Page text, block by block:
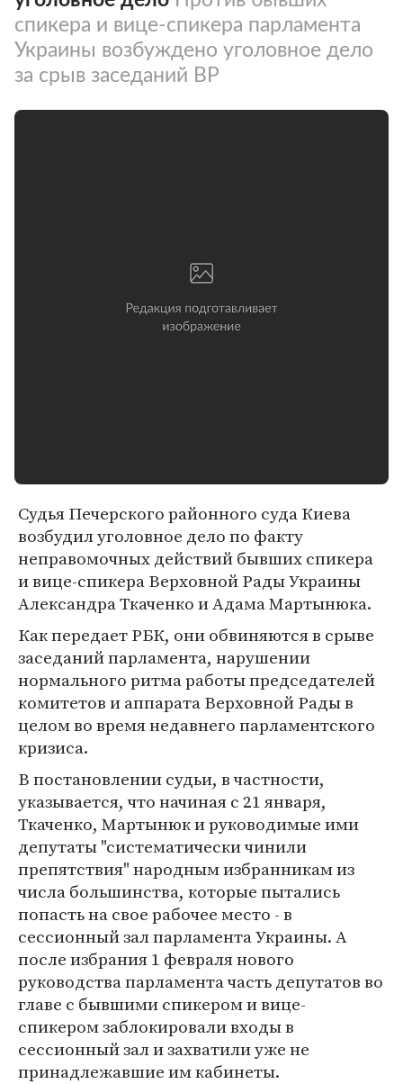
спикера и вице-спикера парламента
Украины возбуждено уголовное дело
за срыв заседаний ВР
Судья Печерского районного суда Киева
возбудил уголовное дело по факту
неправомочных действий бывших спикера
и вице-спикера Верховной Рады Украины
Александра Ткаченко и Адама Мартынюка.
Как передает РБК, они обвиняются в срыве
заседаний парламента, нарушении
нормального ритма работы председателей
комитетов и аппарата Верховной Рады в
целом во время недавнего парламентского
кризиса.
В постановлении судьи, в частности,
указывается, что начиная с 21 января,
Ткаченко, Мартынюк и руководимые ими
депутаты "систематически чинили
препятствия" народным избранникам из
числа большинства, которые пытались
попасть на свое рабочее место - в
сессионный зал парламента Украины. А
после избрания 1 февраля нового
руководства парламента часть депутатов во
главе с бывшими спикером и вице-
спикером заблокировали входы в
сессионный зал и захватили уже не
принадлежавшие им кабинеты.